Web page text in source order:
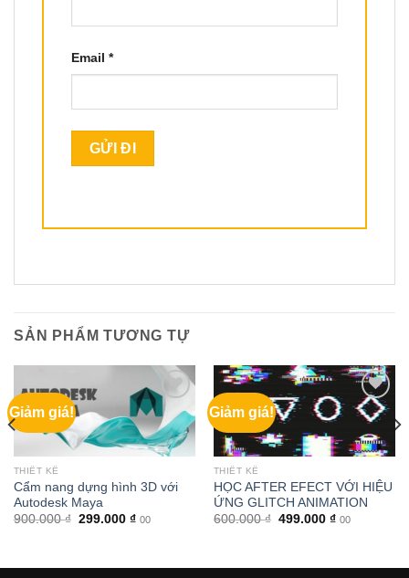
Email *
SẢN PHẨM TƯƠNG TỰ
Giảm giá!
THIẾT KẾ
Cẩm nang dựng hình 3D với
Autodesk Maya
900.000₫ Giá
299.000 ₫Giá
299.000 ₫.
00
Giảm giá!
THIẾT KẾ
HỌC AFTER EFECT VỚI HIỆU
ỨNG GLITCH ANIMATION
600.000₫ Giá
499.000 ₫Giá
499.000 ₫.
00